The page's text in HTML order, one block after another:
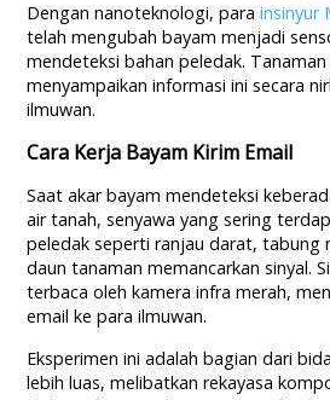
Dengan nanoteknologi, parainsinyur
telah mengubah bayam menjadi
mendeteksi bahan peledak.
menyampaikan informasi ini secara
ilmuwan.
Cara Kerja Bayam Kirim Email
Saat akar bayam mendeteksi
air tanah, senyawa yang sering
peledak seperti ranjau darat, tabung
daun tanaman memancarkan sinyal.
terbaca oleh kamera infra merah,
email ke para ilmuwan.
Eksperimen ini adalah bagian dari
lebih luas, melibatkan rekayasa